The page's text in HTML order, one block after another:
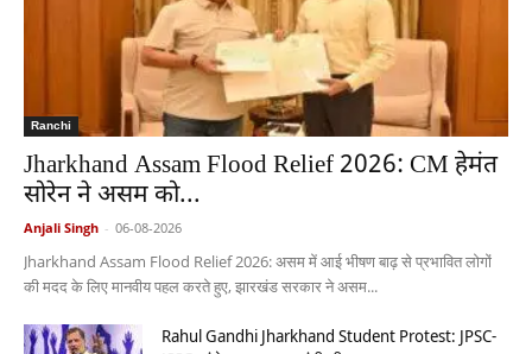
Ranchi
Jharkhand Assam Flood Relief 2026: CM हेमंत
सोरेन ने असम को...
Anjali Singh - 06-08-2026
Jharkhand Assam Flood Relief 2026: असम में आई भीषण बाढ़ से प्रभावित लोगों
की मदद के लिए मानवीय पहल करते हुए, झारखंड सरकार ने असम...
Rahul Gandhi Jharkhand Student Protest: JPSC-